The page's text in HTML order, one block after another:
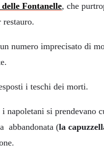
Fontanelle, che
restauro.
numero imprecisato di
i teschi dei morti.
napoletani si prendevano
abbandonata (la